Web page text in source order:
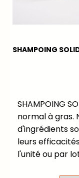
SHAMPOING
SHAMPOING
normal à gras.
d'ingrédients
leurs
l'unité ou par